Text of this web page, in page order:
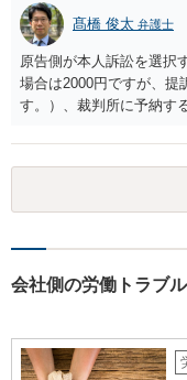
髙橋 俊太 弁護士
原告側が本人訴訟を選択
場合は2000円ですが、提
す。）、裁判所に予納す
書類郵送代（通信費等）
合には、上記に加えて弁
会社側の労働トラブ